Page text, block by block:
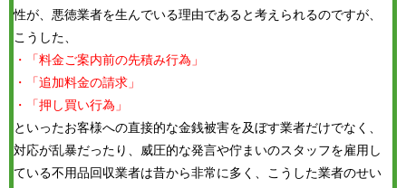
性が、悪徳業者を生んでいる理由であると考えられるのですが、
こうした、
・「料金ご案内前の先積み行為」
・「追加料金の請求」
・「押し買い行為」
といったお客様への直接的な金銭被害を及ぼす業者だけでなく、
対応が乱暴だったり、威圧的な発言や佇まいのスタッフを雇用し
ている不用品回収業者は昔から非常に多く、こうした業者のせい